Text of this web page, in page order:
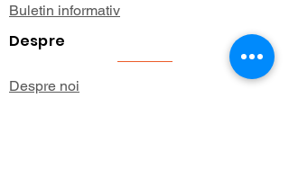
Buletin informativ
Despre
Despre noi